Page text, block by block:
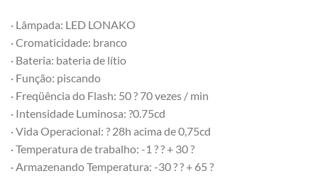
· Lâmpada: LED LONAKO
· Cromaticidade: branco
· Bateria: bateria de lítio
· Função: piscando
· Freqüência do Flash: 50 ? 70 vezes / min
· Intensidade Luminosa: ?0.75cd
· Vida Operacional: ? 28h acima de 0,75cd
· Temperatura de trabalho: -1 ? ? + 30 ?
· Armazenando Temperatura: -30 ? ? + 65 ?